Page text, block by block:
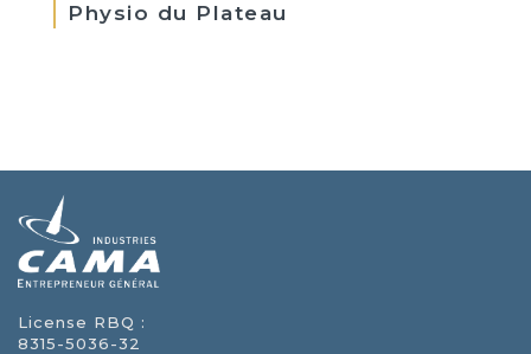
Physio du Plateau
License RBQ :
8315-5036-32